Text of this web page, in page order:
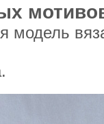
модель